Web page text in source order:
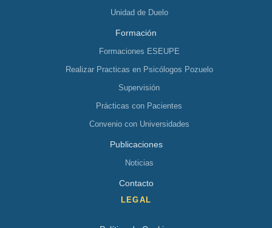
Unidad de Duelo
Formación
Formaciones ESEUPE
Realizar Practicas en Psicólogos Pozuelo
Supervisión
Prácticas con Pacientes
Convenio con Universidades
Publicaciones
Noticias
Contacto
LEGAL